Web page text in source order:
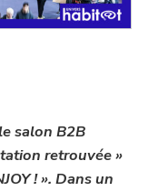
salon B2B
retrouvée »
! ». Dans un